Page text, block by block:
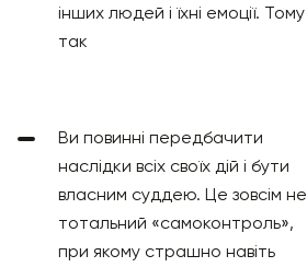
інших людей і їхні емоції. Тому
так
Ви повинні передбачити
наслідки всіх своїх дій і бути
власним суддею. Це зовсім не
тотальний «самоконтроль»,
при якому страшно навіть